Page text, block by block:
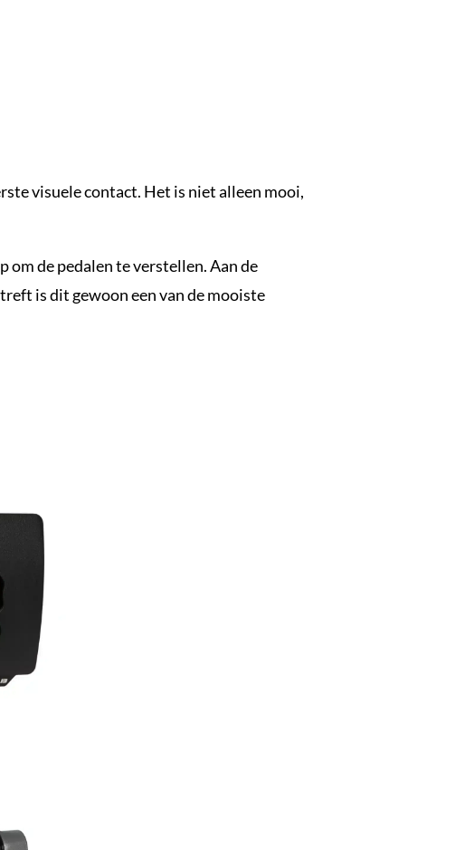
visuele contact. Het is niet alleen mooi,
om de pedalen te verstellen. Aan de
is dit gewoon een van de mooiste